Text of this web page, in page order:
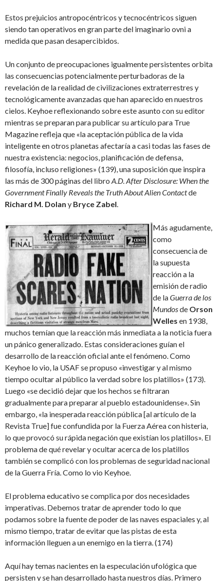
Estos prejuicios antropocéntricos y tecnocéntricos siguen
siendo tan operativos en gran parte del imaginario ovni a
medida que pasan desapercibidos.
Un conjunto de preocupaciones igualmente persistentes orbita
las consecuencias potencialmente perturbadoras de la
revelación de la realidad de civilizaciones extraterrestres y
tecnológicamente avanzadas que han aparecido en nuestros
cielos. Keyhoe reflexionando sobre este asunto con su editor
mientras se preparan para publicar su artículo para True
Magazine refleja que «la aceptación pública de la vida
inteligente en otros planetas afectaría a casi todas las fases de
nuestra existencia: negocios, planificación de defensa,
filosofía, incluso religiones» (139), una suposición que inspira
las más de 300 páginas del libro A.D. After Disclosure: When the
Government Finally Reveals the Truth About Alien Contactde
Richard M. Dolan y Bryce Zabel.
Más agudamente,
como
consecuencia de
la supuesta
reacción a la
emisión de radio
de laGuerra de los
Mundosde Orson
Welles en 1938,
muchos temían que la reacción más inmediata a la noticia fuera
un pánico generalizado. Estas consideraciones guían el
desarrollo de la reacción oficial ante el fenómeno. Como
Keyhoe lo vio, la USAF se propuso «investigar y al mismo
tiempo ocultar al público la verdad sobre los platillos» (173).
Luego «se decidió dejar que los hechos se filtraran
gradualmente para preparar al pueblo estadounidense». Sin
embargo, «la inesperada reacción pública [al artículo de la
Revista True] fue confundida por la Fuerza Aérea con histeria,
lo que provocó su rápida negación que existían los platillos». El
problema de qué revelar y ocultar acerca de los platillos
también se complicó con los problemas de seguridad nacional
de la Guerra Fría. Como lo vio Keyhoe.
El problema educativo se complica por dos necesidades
imperativas. Debemos tratar de aprender todo lo que
podamos sobre la fuente de poder de las naves espaciales y, al
mismo tiempo, tratar de evitar que las pistas de esta
información lleguen a un enemigo en la tierra. (174)
Aquí hay temas nacientes en la especulación ufológica que
persisten y se han desarrollado hasta nuestros días. Primero